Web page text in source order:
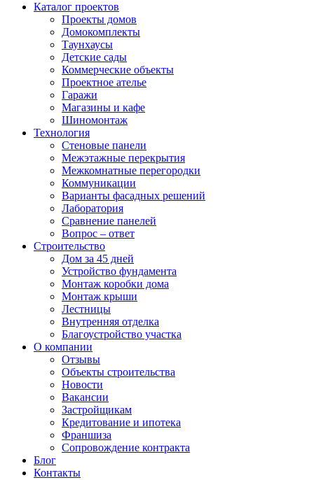
Каталог проектов
Проекты домов
Домокомплекты
Таунхаусы
Детские сады
Коммерческие объекты
Проектное ателье
Гаражи
Магазины и кафе
Шиномонтаж
Технология
Стеновые панели
Межэтажные перекрытия
Межкомнатные перегородки
Коммуникации
Варианты фасадных решений
Лаборатория
Сравнение панелей
Вопрос – ответ
Строительство
Дом за 45 дней
Устройство фундамента
Монтаж коробки дома
Монтаж крыши
Лестницы
Внутренняя отделка
Благоустройство участка
О компании
Отзывы
Объекты строительства
Новости
Вакансии
Застройщикам
Кредитование и ипотека
Франшиза
Сопровождение контракта
Блог
Контакты